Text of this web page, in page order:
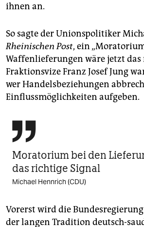
ihnen an.
So sagte der Unionspolitiker
Rheinischen Post, ein
Waffenlieferungen wäre jetzt das
Fraktionsvize Franz Josef Jung
wer Handelsbeziehungen
Einflussmöglichkeiten aufgeben.

Moratorium bei den
das richtige Signal
Michael Hennrich (CDU)
Vorerst wird die
der langen Tradition deutsch-